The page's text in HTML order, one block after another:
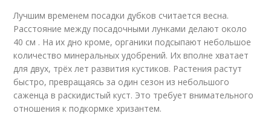
Лучшим временем посадки дубков считается весна.
Расстояние между посадочными лунками делают около
40 см . На их дно кроме, органики подсыпают небольшое
количество минеральных удобрений. Их вполне хватает
для двух, трёх лет развития кустиков. Растения растут
быстро, превращаясь за один сезон из небольшого
саженца в раскидистый куст. Это требует внимательного
отношения к подкормке хризантем.